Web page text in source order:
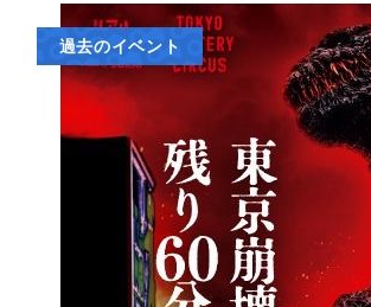
過去のイベント